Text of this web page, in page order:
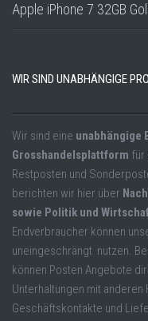
Apple iPhone 7 32GB
WIR SIND UNABHÄNGIGE
Wir sind eine unabhängige
Grosshandelsplattform für
Restposten und
berichten wir hier über
sowie Politik und
Endverbraucher können
uneingeschrängt nutzen.
können Posten Angebote
Unterhaltungen mit
Geschäftskontakte und